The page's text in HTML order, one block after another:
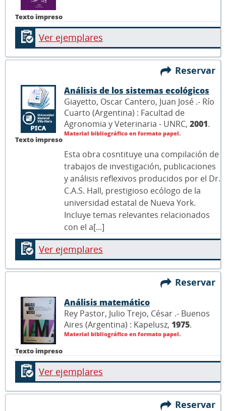
Texto impreso
Ver ejemplares
Reservar
Texto impreso
Análisis de los sistemas ecológicos
Giayetto, Oscar Cantero, Juan José .- Río
Cuarto (Argentina) : Facultad de
Agronomia y Veterinaria - UNRC, 2001.
Material bibliográfico en formato papel.
Esta obra cosntituye una compilación de
trabajos de investigación, publicaciones
y análisis reflexivos producidos por el Dr.
C.A.S. Hall, prestigioso ecólogo de la
universidad estatal de Nueva York.
Incluye temas relevantes relacionados
con el a[...]
Ver ejemplares
Reservar
Texto impreso
Análisis matemático
Rey Pastor, Julio Trejo, César .- Buenos
Aires (Argentina) : Kapelusz, 1975.
Material bibliográfico en formato papel.
Ver ejemplares
Reservar